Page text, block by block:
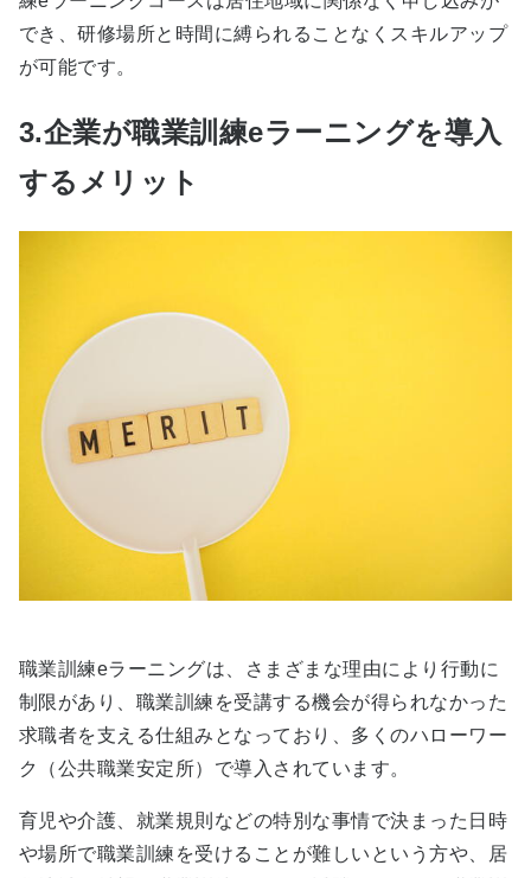
でき、研修場所と時間に縛られることなくスキルアップ
が可能です。
3.企業が職業訓練eラーニングを導入
するメリット
職業訓練eラーニングは、さまざまな理由により行動に
制限があり、職業訓練を受講する機会が得られなかった
求職者を支える仕組みとなっており、多くのハローワー
ク（公共職業安定所）で導入されています。
育児や介護、就業規則などの特別な事情で決まった日時
や場所で職業訓練を受けることが難しいという方や、居